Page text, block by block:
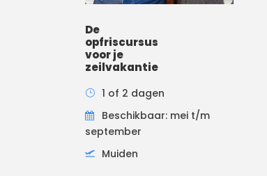
De
opfriscursus
voor je
zeilvakantie
1 of 2 dagen
Beschikbaar: mei t/m
september
Muiden